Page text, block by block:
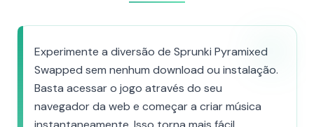
Experimente a diversão de Sprunki Pyramixed
Swapped sem nenhum download ou instalação.
Basta acessar o jogo através do seu
navegador da web e começar a criar música